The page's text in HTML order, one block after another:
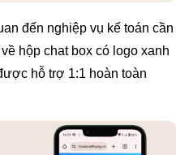
đến nghiệp vụ kế toán cần
hộp chat box có logo xanh
hỗ trợ 1:1 hoàn toàn